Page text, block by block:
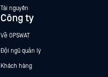
Tài nguyên
Công ty
Về OPSWAT
Đội ngũ quản lý
Khách hàng